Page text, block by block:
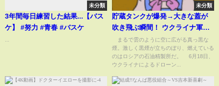
未分類
3年間毎日練習した結果...【バス
ケ】 #努力 #青春 #バスケ
未分類
貯蔵タンクが爆発→大きな蓋が
吹き飛ぶ瞬間！ ウクライナ軍が
ロシアの石油精製所へドローン
奇襲、世界3位の産油国が“燃料
危機”で逆輸入か ロシア(ABEMA
まるで雲のように空に広がる真っ黒な
煙。激しく黒煙が立ちのぼり、燃えている
のはロシアの石油精製所だ。 6月18日、
ウクライナによるドローン...